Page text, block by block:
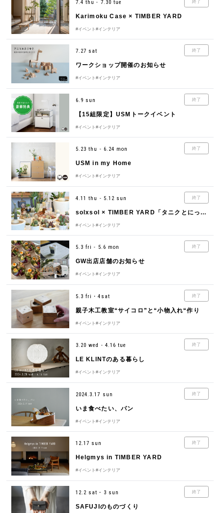
終了
7.4 thu - 7.30 tue
Karimoku Case × TIMBER YARD
#イベント #インテリア
終了
7.27 sat
ワークショップ開催のお知らせ
#イベント #インテリア
終了
6.9 sun
【15組限定】USMトークイベント
#イベント #インテリア
終了
5.23 thu - 6.24 mon
USM in my Home
#イベント #インテリア
終了
4.11 thu - 5.12 sun
solxsol × TIMBER YARD「タニクとにっこり。」
#イベント #インテリア
終了
5.3 fri - 5.6 mon
GW出店店舗のお知らせ
#イベント #インテリア
終了
5.3 fri・4sat
親子木工教室“サイコロ”と“小物入れ“作り
#イベント #インテリア
終了
3.20 wed - 4.16 tue
LE KLINTのある暮らし
#イベント #インテリア
終了
2024.3.17 sun
いま食べたい、パン
#イベント #インテリア
終了
12.17 sun
Helgmys in TIMBER YARD
#イベント #インテリア
終了
12.2 sat・3 sun
SAFUJIのものづくり